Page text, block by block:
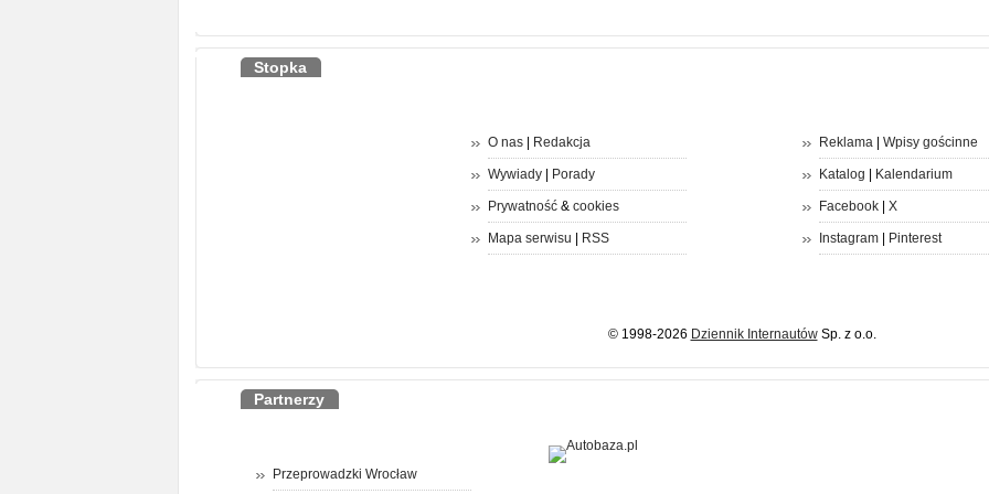
Stopka
O nas| Redakcja
Wywiady| Porady
Prywatność& cookies
Mapa serwisu RSS
Reklama| Wpisy gościnne
Katalog Kalendarium
Facebook| X
Instagram| Pinterest
© 1998-2026 Dziennik InternautówSp. z o.o.
Partnerzy
Przeprowadzki Wrocław